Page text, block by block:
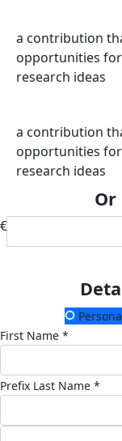
a contribution
opportunities
research ideas
a contribution
opportunities
research ideas
Or
€
First Name *
Prefix Last Name *